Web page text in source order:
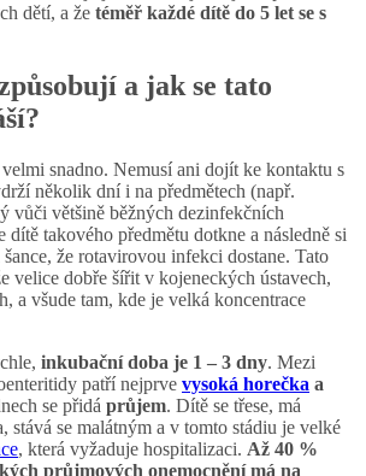
dětí, a že téměř každé dítě do 5 let se s
a jak se tato
velmi snadno. Nemusí ani dojít ke kontaktu s
několik dní i na předmětech (např.
vůči většině běžných dezinfekčních
dítě takového předmětu dotkne a následně si
že rotavirovou infekci dostane. Tato
velice dobře šířit v kojeneckých ústavech,
a všude tam, kde je velká koncentrace
inkubační doba je 1 – 3 dny. Mezi
patří nejprve vysoká horečka a
se přidá průjem. Dítě se třese, má
stává se malátným a v tomto stádiu je velké
, která vyžaduje hospitalizaci. Až 40 %
průjmových onemocnění má na